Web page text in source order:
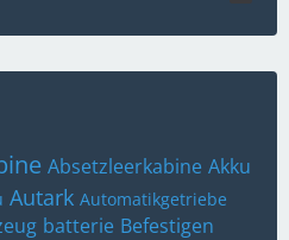
Absetzleerkabine Akku
Autark Automatikgetriebe
batterie Befestigen